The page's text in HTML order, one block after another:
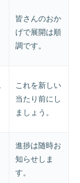
皆さんのおか
げで展開は順
調です。
これを新しい
当たり前にし
ましょう。
進捗は随時お
知らせしま
す。